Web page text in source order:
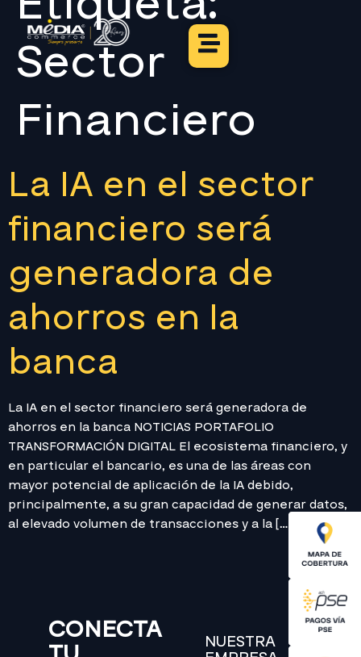
Sector
Financiero
La IA en el sector
financiero será
generadora de
ahorros en la
banca
La IA en el sector financiero será generadora de
ahorros en la banca NOTICIAS PORTAFOLIO
TRANSFORMACIÓN DIGITAL El ecosistema financiero, y
en particular el bancario, es una de las áreas con
mayor potencial de aplicación de la IA debido,
principalmente, a su gran capacidad de generar datos,
al elevado volumen de transacciones y a la […]
CONECTA NUESTRA